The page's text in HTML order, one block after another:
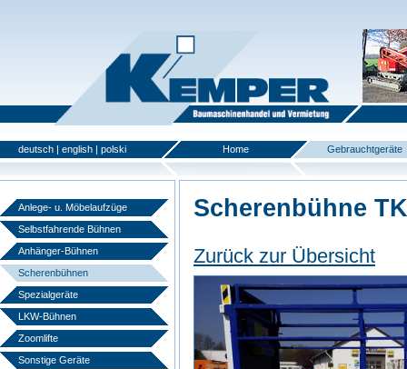
deutsch | english | polski Home Gebrauchtgeräte
Anlege- u. Möbelaufzüge
Selbstfahrende Bühnen
Anhänger-Bühnen
Scherenbühnen
Spezialgeräte
LKW-Bühnen
Zoomlifte
Sonstige Geräte
Scherenbühne
Zurück zur Übersicht